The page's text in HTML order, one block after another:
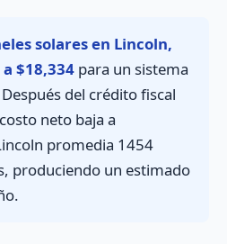
solares en Lincoln,
$18,334 para un sistema
del crédito fiscal
neto baja a
promedia 1454
produciendo un estimado